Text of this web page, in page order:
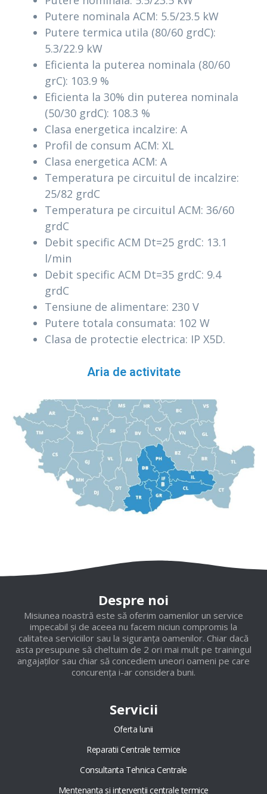
Putere nominala ACM: 5.5/23.5 kW
Putere termica utila (80/60 grdC):
5.3/22.9 kW
Eficienta la puterea nominala (80/60
grC): 103.9 %
Eficienta la 30% din puterea nominala
(50/30 grdC): 108.3 %
Clasa energetica incalzire: A
Profil de consum ACM: XL
Clasa energetica ACM: A
Temperatura pe circuitul de incalzire:
25/82 grdC
Temperatura pe circuitul ACM: 36/60
grdC
Debit specific ACM Dt=25 grdC: 13.1
l/min
Debit specific ACM Dt=35 grdC: 9.4
grdC
Tensiune de alimentare: 230 V
Putere totala consumata: 102 W
Clasa de protectie electrica: IP X5D.
Aria de activitate
Despre noi
Misiunea noastră este să oferim oamenilor un service
impecabil și de aceea nu facem niciun compromis la
calitatea serviciilor sau la siguranța oamenilor. Chiar dacă
asta presupune să cheltuim de 2 ori mai mult pe trainingul
angajaților sau chiar să concediem uneori oameni pe care
concurența i-ar considera buni.
Servicii
Oferta lunii
Reparatii Centrale termice
Consultanta Tehnica Centrale
Mentenanta si interventii centrale termice